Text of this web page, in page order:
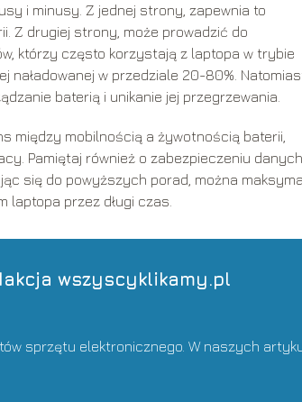
i minusy. Z jednej strony, zapewnia to
Z drugiej strony, może prowadzić do
którzy często korzystają z laptopa w trybie
w przedziale 20-80%.
baterią i unikanie jej przegrzewania.
między mobilnością a żywotnością baterii,
Pamiętaj również o zabezpieczeniu danych
się do powyższych porad, można
laptopa przez długi czas.
wszyscyklikamy.pl
sprzętu elektronicznego. W naszych